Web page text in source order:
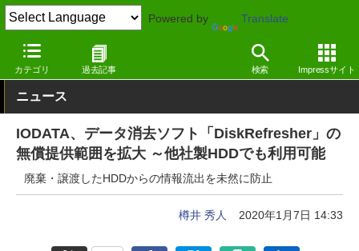
Powered by Translate
カテゴリ 過去記事 検索 Impressサイト
窓の杜 システム・ファイル Windows
ニュース
IODATA、データ消去ソフト「DiskRefresher」の
無償提供範囲を拡大 ～他社製HDDでも利用可能
廃棄・譲渡したHDDからの情報流出を未然に防止
樽井 秀人 2020年1月7日 14:33